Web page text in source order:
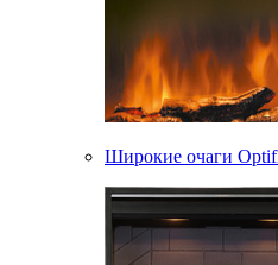
Широкие очаги